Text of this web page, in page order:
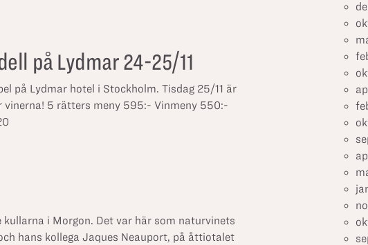
på Lydmar 24-25/11
på Lydmar hotel i Stockholm. Tisdag 25/11 är
vinerna! 5 rätters meny 595:- Vinmeny 550:-
i Morgon. Det var här som naturvinets
hans kollega Jaques Neauport, på åttiotalet